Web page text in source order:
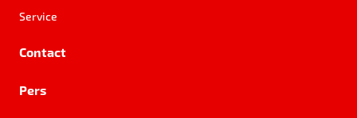
Service
Contact
Pers